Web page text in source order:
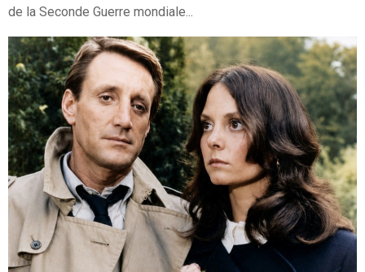
de la Seconde Guerre mondiale...